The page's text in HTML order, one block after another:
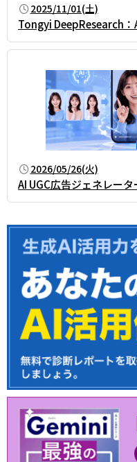
2025/11/01(土)
Tongyi DeepResearch
2026/05/26(火)
AI UGC広告ジェネレー